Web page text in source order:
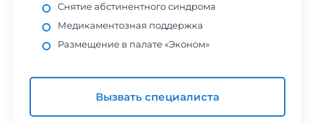
Снятие абстинентного синдрома
Медикаментозная поддержка
Размещение в палате «Эконом»
Вызвать специалиста